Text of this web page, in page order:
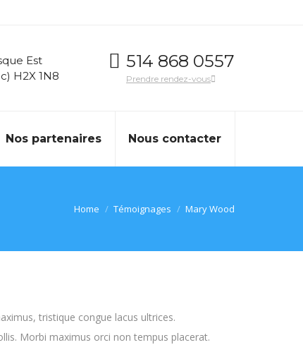
Est
H2X 1N8
514 868 0557
Prendre rendez-vous
Nos partenaires Nous contacter
You are here:
Home Témoignages Mary Wood
tristique congue lacus ultrices.
Morbi maximus orci non tempus placerat.